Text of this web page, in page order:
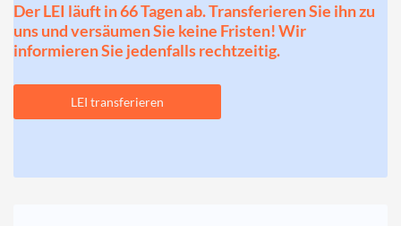
Der LEI läuft in 66 Tagen ab. Transferieren Sie ihn zu
uns und versäumen Sie keine Fristen! Wir
informieren Sie jedenfalls rechtzeitig.
LEI transferieren